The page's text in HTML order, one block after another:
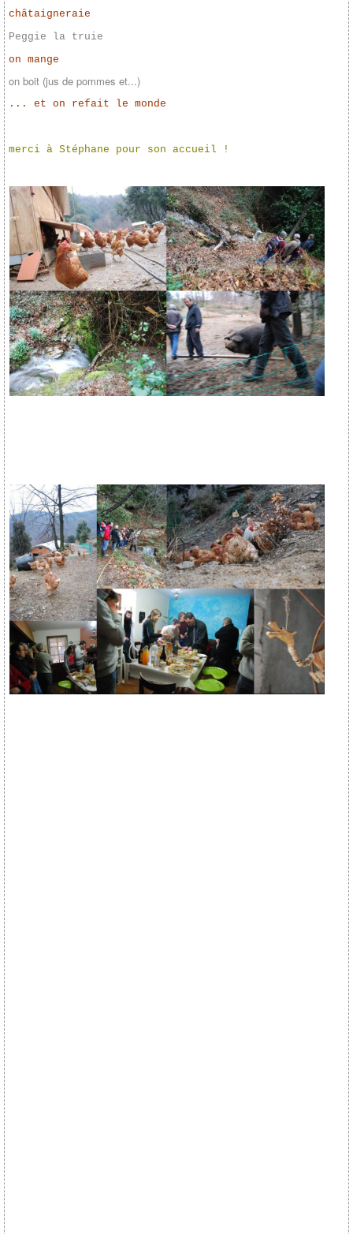
châtaigneraie
Peggie la truie
on mange
on boit (jus de pommes et...)
... et on refait le monde
merci à Stéphane pour son accueil !